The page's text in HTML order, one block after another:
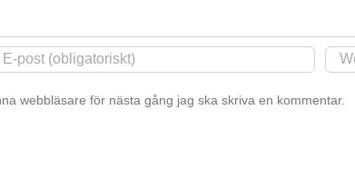
webbläsare för nästa gång jag ska skriva en kommentar.